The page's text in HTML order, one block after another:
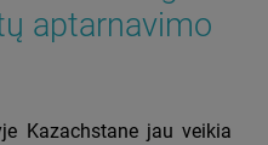
aptarnavimo
Kazachstane jau veikia